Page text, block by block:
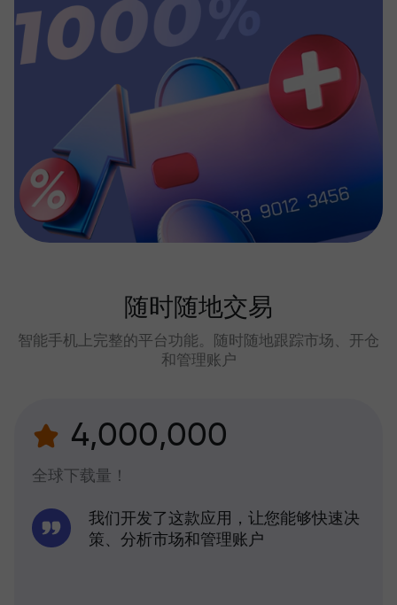
随时随地交易
智能手机上完整的平台功能。随时随地跟踪市场、开仓
和管理账户
4,000,000
全球下载量！
我们开发了这款应用，让您能够快速决
策、分析市场和管理账户